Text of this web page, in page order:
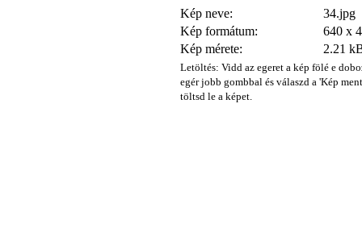
Kép neve:
34.jpg
Kép formátum:
640 x
Kép mérete:
2.21
Letöltés: Vidd az egeret a kép fölé e
egér jobb gombbal és válaszd a 'Kép
töltsd le a képet.